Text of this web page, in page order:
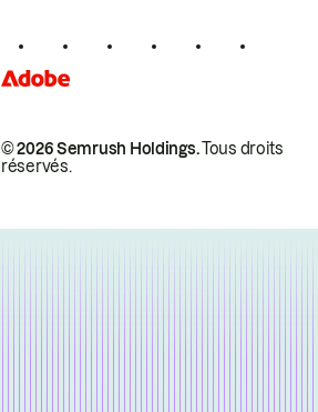
© 2026 Semrush Holdings.Tous droits
réservés.